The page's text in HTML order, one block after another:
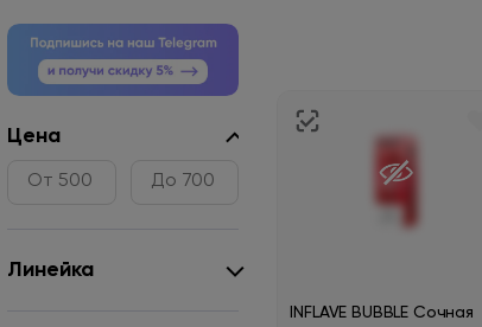
Цена
Линейка
INFLAVE BUBBLE Сочная